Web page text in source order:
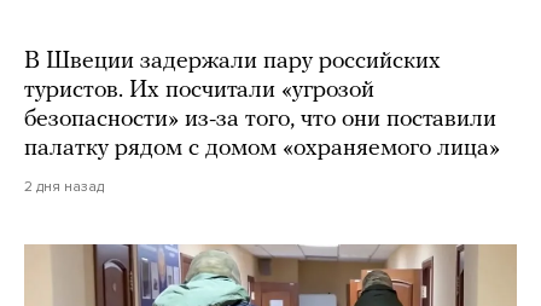
В Швеции задержали пару российских
туристов. Их посчитали «угрозой
безопасности» из-за того, что они поставили
палатку рядом с домом «охраняемого лица»
2 дня назад